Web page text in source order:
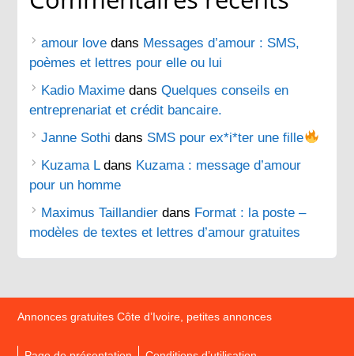
amour love dans Messages d’amour : SMS,
poèmes et lettres pour elle ou lui
Kadio Maxime dansQuelques conseils en
entreprenariat et crédit bancaire.
Janne Sothi dans SMS pour ex*i*ter une fille
Kuzama Ldans Kuzama : message d’amour
pour un homme
Maximus Taillandier dans Format : la poste –
modèles de textes et lettres d’amour gratuites
Annonces gratuites Côte d’Ivoire, petites annonces